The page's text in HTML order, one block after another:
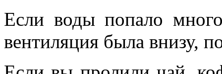
Если воды попало
вентиляция была внизу,